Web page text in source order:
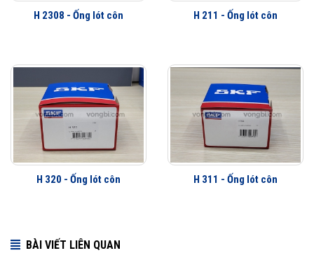
H 2308 - Ống lót côn H 211 - Ống lót côn
H 320 - Ống lót côn H 311 - Ống lót côn
BÀI VIẾT LIÊN QUAN